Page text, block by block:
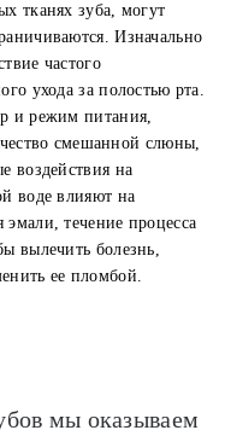
тканях зуба, могут
Изначально
частого
ухода за полостью рта.
и режим питания,
смешанной слюны,
воздействия на
воде влияют на
эмали, течение процесса
вылечить болезнь,
ее пломбой.
мы оказываем